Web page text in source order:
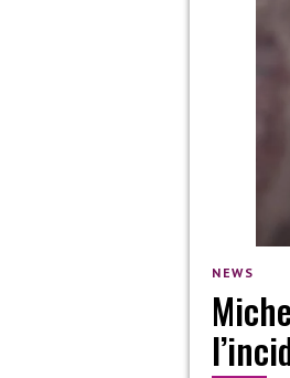
NEWS